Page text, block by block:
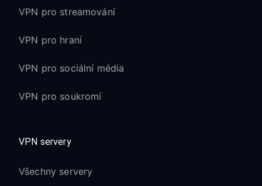
VPN pro streamování
VPN pro hraní
VPN pro sociální média
VPN pro soukromí
VPN servery
Všechny servery